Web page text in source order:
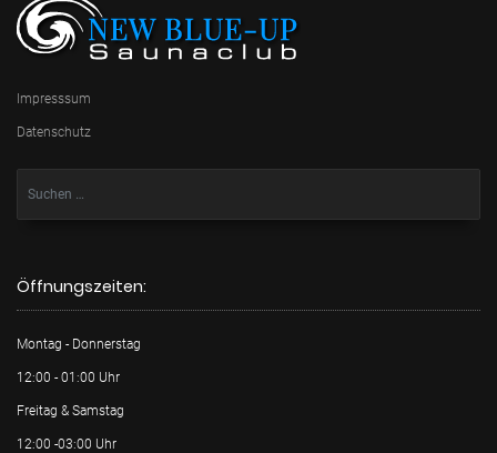
Impresssum
Datenschutz
Öffnungszeiten:
Montag - Donnerstag
12:00 - 01:00 Uhr
Freitag & Samstag
12:00 -03:00 Uhr